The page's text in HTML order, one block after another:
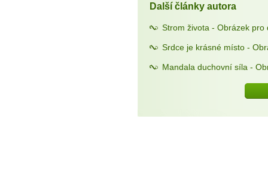
Další články autora
Strom života - Obrázek pro
Srdce je krásné místo -
Mandala duchovní síla -